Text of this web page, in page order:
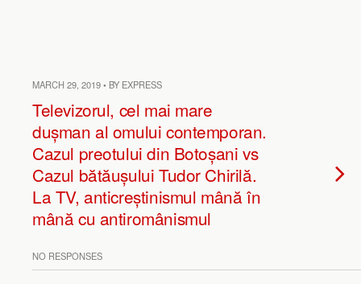
MARCH 29, 2019 • BY EXPRESS
Televizorul, cel mai mare
dușman al omului contemporan.
Cazul preotului din Botoșani vs
Cazul bătăușului Tudor Chirilă.
La TV, anticreștinismul mână în
mână cu antiromânismul
NO RESPONSES